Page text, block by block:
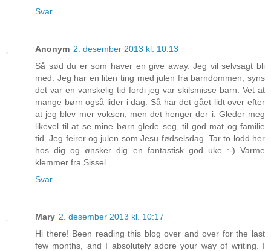
Svar
Anonym 2. desember 2013 kl. 10:13
Så sød du er som haver en give away. Jeg vil selvsagt bli
med. Jeg har en liten ting med julen fra barndommen, syns
det var en vanskelig tid fordi jeg var skilsmisse barn. Vet at
mange børn også lider i dag. Så har det gået lidt over efter
at jeg blev mer voksen, men det henger der i. Gleder meg
likevel til at se mine børn glede seg, til god mat og familie
tid. Jeg feirer og julen som Jesu fødselsdag. Tar to lodd her
hos dig og ønsker dig en fantastisk god uke :-) Varme
klemmer fra Sissel
Svar
Mary 2. desember 2013 kl. 10:17
Hi there! Been reading this blog over and over for the last
few months, and I absolutely adore your way of writing. I